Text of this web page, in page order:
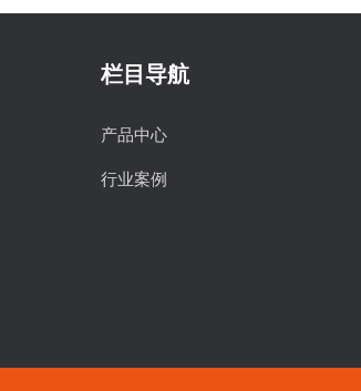
栏目导航
产品中心
行业案例